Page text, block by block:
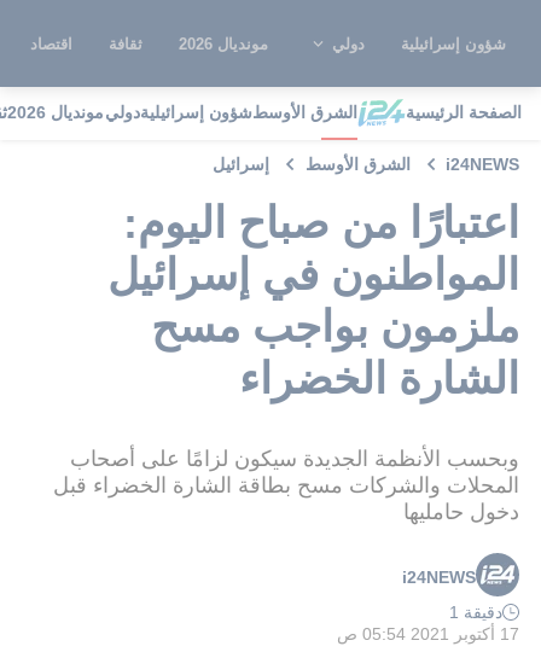
شؤون إسرائيلية دولي مونديال 2026 ثقافة اقتصاد
الصفحة الرئيسية الشرق الأوسطشؤون إسرائيليةدوليمونديال 2026
i24NEWS الشرق الأوسط إسرائيل
اعتبارًا من صباح اليوم:
المواطنون في إسرائيل
ملزمون بواجب مسح
الشارة الخضراء
وبحسب الأنظمة الجديدة سيكون لزامًا على أصحاب
المحلات والشركات مسح بطاقة الشارة الخضراء قبل
دخول حامليها
i24NEWS
دقيقة 1
17 أكتوبر 2021 05:54 ص